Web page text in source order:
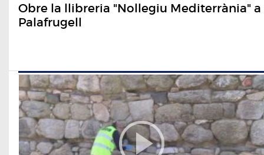
Obre la llibreria "Nollegiu Mediterrània" a
Palafrugell